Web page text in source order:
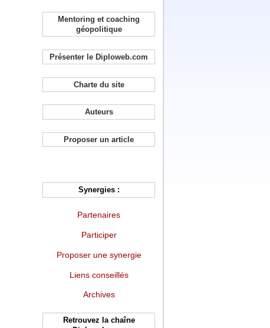
Mentoring et coaching
géopolitique
Présenter le Diploweb.com
Charte du site
Auteurs
Proposer un article
Synergies :
Partenaires
Participer
Proposer une synergie
Liens conseillés
Archives
Retrouvez la chaîne